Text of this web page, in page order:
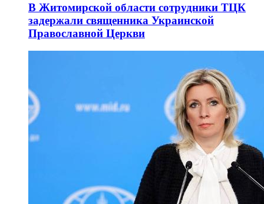
В Житомирской области сотрудники ТЦК
задержали священника Украинской
Православной Церкви